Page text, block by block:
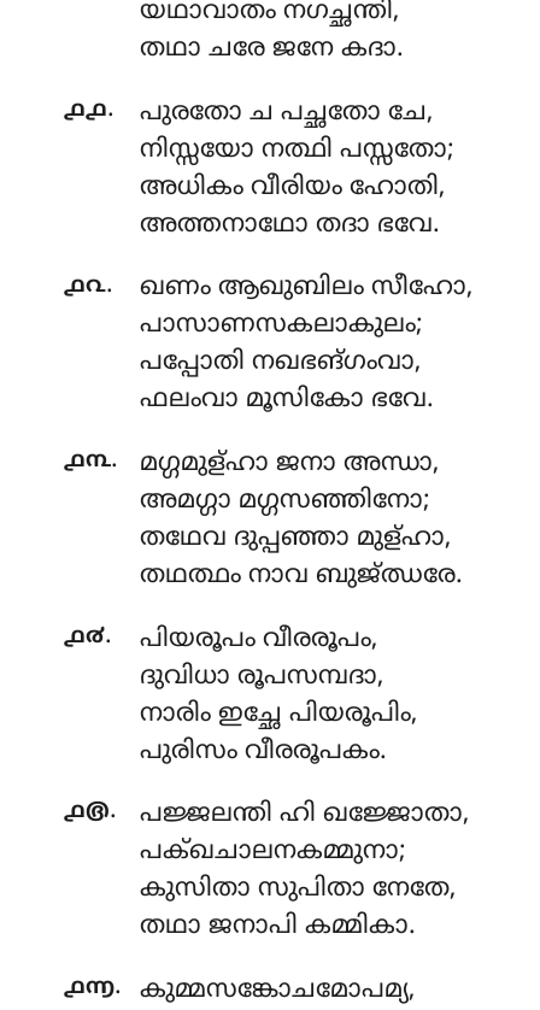
യഥാവാതം നഗച്ഛന്തി,
തഥാ ചരേ ജനേ കദാ.
൧൧. പുരതോ ച പച്ഛതോ ചേ,
നിസ്സയോ നത്ഥി പസ്സതോ;
അധികം വീരിയം ഹോതി,
അത്തനാഥോ തദാ ഭവേ.
൧൨. ഖണം ആഖുബിലം സീഹോ,
പാസാണസകലാകുലം;
പപ്പോതി നഖഭങ്ഗംവാ,
ഫലംവാ മൂസികോ ഭവേ.
൧൩. മഗ്ഗമുള്ഹാ ജനാ അന്ധാ,
അമഗ്ഗാ മഗ്ഗസഞ്ഞിനോ;
തഥേവ ദുപ്പഞ്ഞാ മുള്ഹാ,
തഥത്ഥം നാവ ബുജ്ഝരേ.
൧൪. പിയരൂപം വീരരൂപം,
ദുവിധാ രൂപസമ്പദാ,
നാരിം ഇച്ഛേ പിയരൂപിം,
പുരിസം വീരരൂപകം.
൧൫. പജ്ജലന്തി ഹി ഖജ്ജോതാ,
പക്ഖചാലനകമ്മുനാ;
കുസിതാ സുപിതാ നേതേ,
തഥാ ജനാപി കമ്മികാ.
൧൬. കുമ്മസങ്കോചമോപമ്യ,